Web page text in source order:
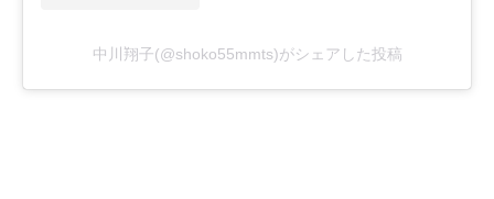
中川翔子(@shoko55mmts)がシェアした投稿